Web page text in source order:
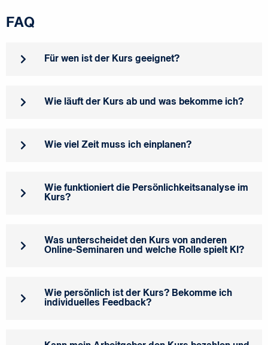
FAQ
Für wen ist der Kurs geeignet?
Wie läuft der Kurs ab und was bekomme ich?
Wie viel Zeit muss ich einplanen?
Wie funktioniert die Persönlichkeitsanalyse im
Kurs?
Was unterscheidet den Kurs von anderen
Online-Seminaren und welche Rolle spielt KI?
Wie persönlich ist der Kurs? Bekomme ich
individuelles Feedback?